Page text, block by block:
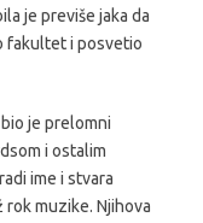
je previše jaka da
fakultet i posvetio
je prelomni
i ostalim
ime i stvara
muzike. Njihova